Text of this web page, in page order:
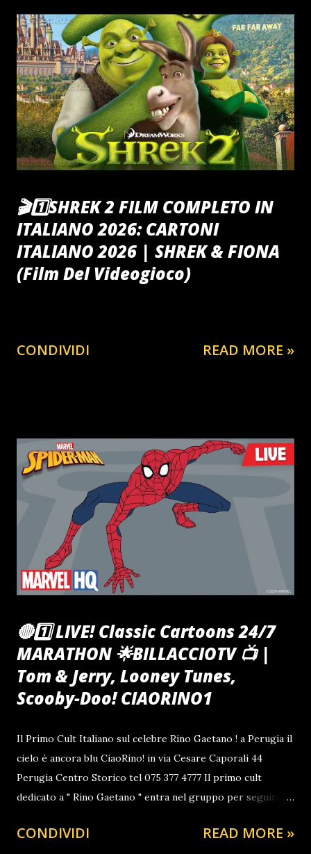
🎬1️⃣SHREK 2 FILM COMPLETO IN
ITALIANO 2026: CARTONI
ITALIANO 2026 | SHREK & FIONA
(Film Del Videogioco)
CONDIVIDI READ MORE »
🔴1️⃣ LIVE! Classic Cartoons 24/7
MARATHON 🌟BILLACCIOTV 📺 |
Tom & Jerry, Looney Tunes,
Scooby-Doo! CIAORINO1
Il Primo Cult Italiano sul celebre Rino Gaetano ! a Perugia il
cielo è ancora blu CiaoRino! in via Cesare Caporali 44
Perugia Centro Storico tel 075 377 4777 Il primo cult
dedicato a " Rino Gaetano " entra nel gruppo per seguire
tutti gli avventori del sito da Antonio BARBUTO ,
CONDIVIDI READ MORE »